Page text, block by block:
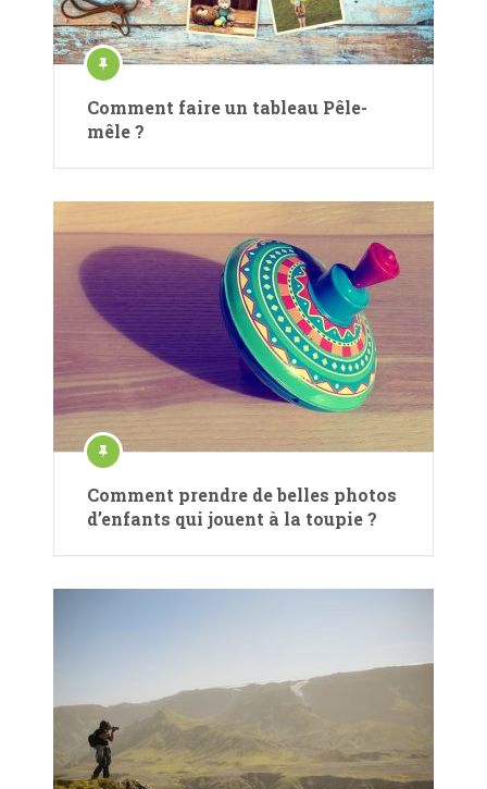
Comment faire un tableau Pêle-
mêle ?
Comment prendre de belles photos
d’enfants qui jouent à la toupie ?